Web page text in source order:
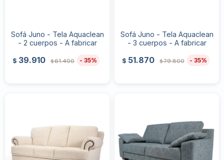
Sofá Juno - Tela Aquaclean
- 2 cuerpos - A fabricar
$ 39.910 $61.400 35
Sofá Juno - Tela Aquaclean
- 3 cuerpos - A fabricar
$ 51.870 $79.800 35